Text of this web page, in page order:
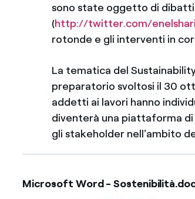
sono state oggetto di
(http://twitter.com/
rotonde e gli interventi in
La tematica del
preparatorio svoltosi il 30
addetti ai lavori hanno
diventerà una piattaforma
gli stakeholder nell'ambito
Microsoft Word -